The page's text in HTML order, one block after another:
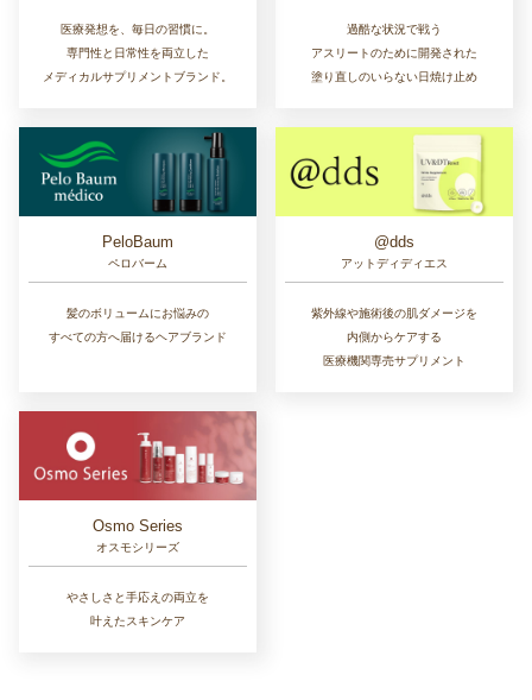
医療発想を、毎日の習慣に。
専門性と日常性を両立した
メディカルサプリメントブランド。
過酷な状況で戦う
アスリートのために開発された
塗り直しのいらない日焼け止め
PeloBaum
ペロバーム
髪のボリュームにお悩みの
すべての方へ届けるヘアブランド
@dds
アットディディエス
紫外線や施術後の肌ダメージを
内側からケアする
医療機関専売サプリメント
Osmo Series
オスモシリーズ
やさしさと手応えの両立を
叶えたスキンケア